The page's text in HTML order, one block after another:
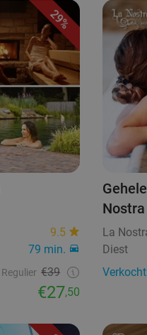
29%
9.5
79 min.
Regulier €39
€27,50
La
Diest